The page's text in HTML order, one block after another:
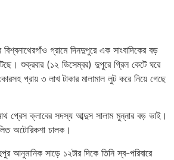
গ্রামে দিনদুপুরে এক সাংবাদিকের বড়
শুক্রবার (১২ ডিসেম্বর) দুপুরে গ্রিল কেটে ঘরে
প্রায় ৩ লাখ টাকার মালামাল লুট করে নিয়ে গেছে
প্রেস ক্লাবের সদস্য আব্দুস সালাম মুন্নার বড় ভাই।
অটোরিকশা চালক।
আনুমানিক সাড়ে ১২টার দিকে তিনি স্ব-পরিবারে